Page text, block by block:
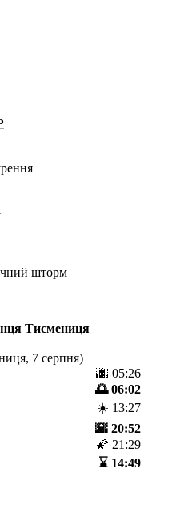
шторм
Тисмениця
7 серпня)
🌆 05:26
🌅 06:02
☀️ 13:27
🌇 20:52
🌠 21:29
⌛️ 14:49